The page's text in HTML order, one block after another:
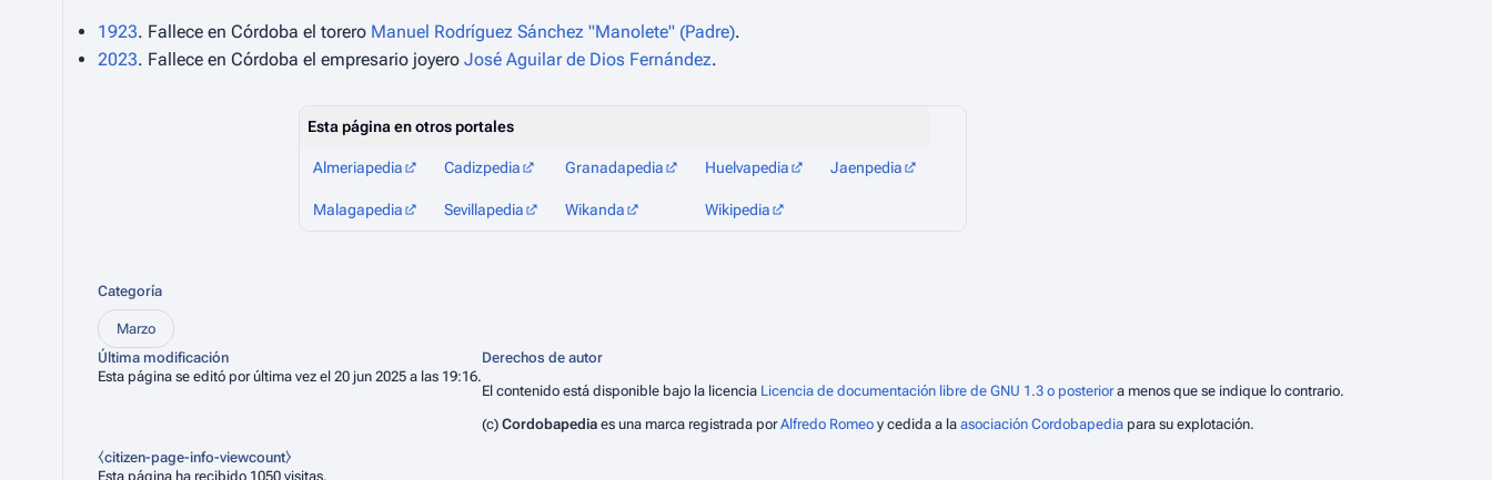
1923. Fallece en Córdoba el torero Manuel Rodríguez Sánchez "Manolete" (Padre).
2023. Fallece en Córdoba el empresario joyero José Aguilar de Dios Fernández.
Esta página en otros portales
Almeriapedia Cadizpedia Granadapedia Huelvapedia Jaenpedia
Malagapedia Sevillapedia Wikanda Wikipedia
Categoría
Marzo
Última modificación
Esta página se editó por última vez el 20 jun 2025 a las 19:16.
Derechos de autor
El contenido está disponible bajo la licencia Licencia de documentación libre de GNU 1.3 o posteriora menos que se indique lo contrario.
(c) Cordobapedia es una marca registrada porAlfredo Romeo y cedida a la asociación Cordobapedia para su explotación.
⧼citizen-page-info-viewcount⧽
Esta página ha recibido 1050 visitas.